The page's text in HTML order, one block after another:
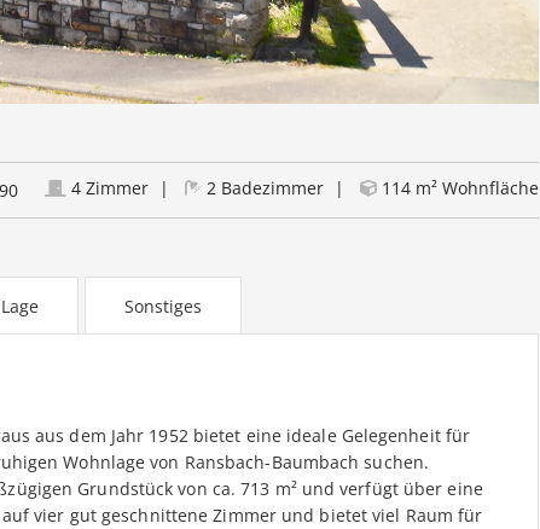
4 Zimmer 2 Badezimmer 114 m² Wohnfläche
Lage Sonstiges
aus dem Jahr 1952 bietet eine ideale Gelegenheit für
Wohnlage von Ransbach-Baumbach suchen.
Grundstück von ca. 713 m² und verfügt über eine
vier gut geschnittene Zimmer und bietet viel Raum für